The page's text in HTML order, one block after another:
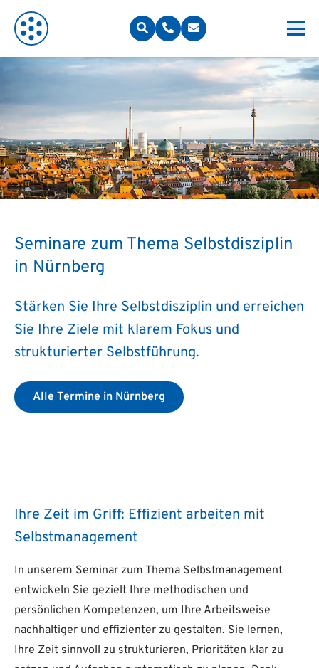
Seminare zum Thema Selbstdisziplin
in Nürnberg
Stärken Sie Ihre Selbstdisziplin und erreichen
Sie Ihre Ziele mit klarem Fokus und
strukturierter Selbstführung.
Alle Termine in Nürnberg
Ihre Zeit im Griff: Effizient arbeiten mit
Selbstmanagement
In unserem Seminar zum Thema Selbstmanagement
entwickeln Sie gezielt Ihre methodischen und
persönlichen Kompetenzen, um Ihre Arbeitsweise
nachhaltiger und effizienter zu gestalten. Sie lernen,
Ihre Zeit sinnvoll zu strukturieren, Prioritäten klar zu